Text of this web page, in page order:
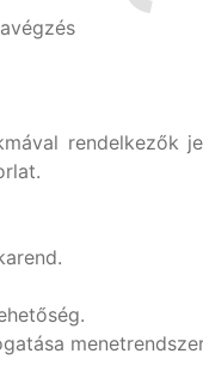
rendelkezők